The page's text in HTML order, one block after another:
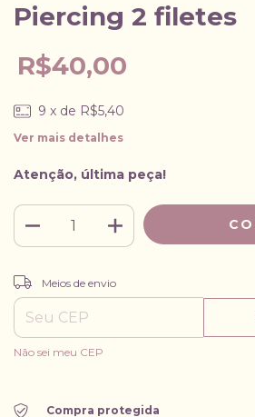
Piercing 2 filetes
R$40,00
9 x de R$5,40
Ver mais detalhes
Atenção, última peça!
Entregas para o CEP:
Meios de envio
Não sei meu CEP
Compra protegida